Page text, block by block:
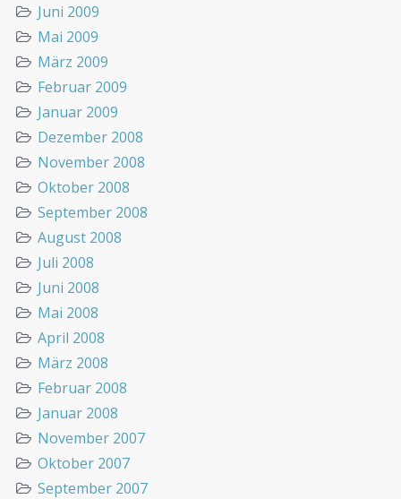
Juni 2009
Mai 2009
März 2009
Februar 2009
Januar 2009
Dezember 2008
November 2008
Oktober 2008
September 2008
August 2008
Juli 2008
Juni 2008
Mai 2008
April 2008
März 2008
Februar 2008
Januar 2008
November 2007
Oktober 2007
September 2007